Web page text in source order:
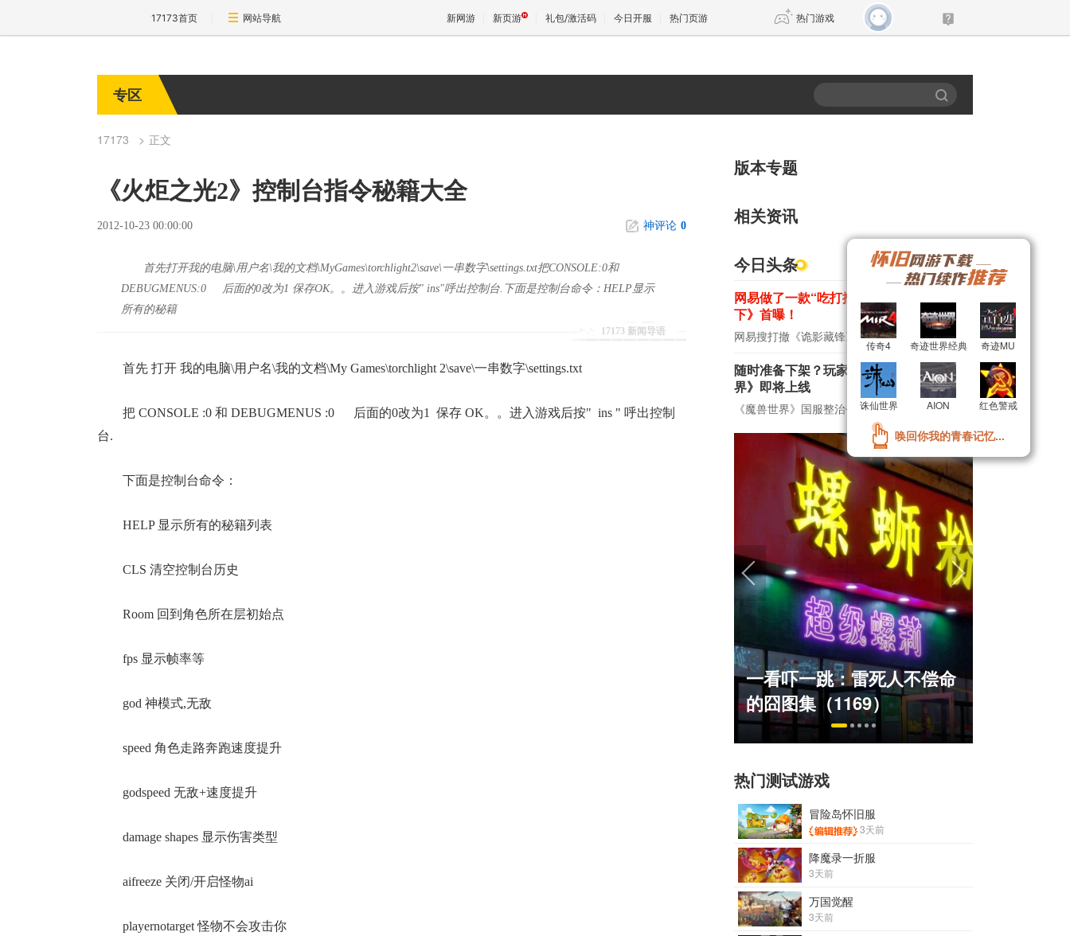
17173首页 网站导航 新网游 新页游 礼包/激活码 今日开服 热门页游 热门游戏
传奇4
专区
17173 正文
《火炬之光2》控制台指令秘籍大全
2012-10-23 00:00:00 神评论 0
17173 新闻导语
首先打开我的电脑\用户名\我的文档\MyGames\torchlight2\save\一串数字\settings.txt把CONSOLE:0和
DEBUGMENUS:0 后面的0改为1 保存OK。。进入游戏后按" ins"呼出控制台.下面是控制台命令：HELP显示
所有的秘籍
首先 打开 我的电脑\用户名\我的文档\My Games\torchlight 2\save\一串数字\settings.txt
把 CONSOLE :0 和 DEBUGMENUS :0 后面的0改为1 保存 OK。。进入游戏后按" ins " 呼出控制
台.
下面是控制台命令：
HELP 显示所有的秘籍列表
CLS 清空控制台历史
Room 回到角色所在层初始点
fps 显示帧率等
god 神模式,无敌
speed 角色走路奔跑速度提升
godspeed 无敌+速度提升
damage shapes 显示伤害类型
aifreeze 关闭/开启怪物ai
playernotarget 怪物不会攻击你
版本专题
相关资讯
今日头条
网易做了一款“吃打撤”？新游《雾海之
下》首曝！
网易搜打撤《诡影藏锋》新实机演示 8月新游前瞻：《诡秘之主》领衔
随时准备下架？玩家自制虚幻5《魔兽世
界》即将上线
《魔兽世界》国服整治公告 《魔兽世界》TBC周年大更：双经典团本回归！
一看吓一跳：雷死人不偿命
的囧图集（1169）
热门测试游戏
冒险岛怀旧服
3天前
降魔录一折服
3天前
万国觉醒
3天前
传奇4 奇迹世界经典 奇迹MU
诛仙世界 AION 红色警戒
唤回你我的青春记忆...
传奇4 奇迹世界经典 奇迹MU
诛仙世界 AION 红色警戒
唤回你我的青春记忆...